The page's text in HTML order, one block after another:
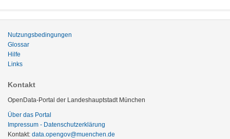
Nutzungsbedingungen
Glossar
Hilfe
Links
Kontakt
OpenData-Portal der Landeshauptstadt München
Über das Portal
Impressum - Datenschutzerklärung
Kontakt: data.opengov@muenchen.de